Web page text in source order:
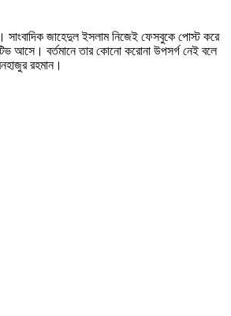
সাংবাদিক জাহেদুল ইসলাম নিজেই ফেসবুকে পোস্ট করে
আসে। বর্তমানে তার কোনো করোনা উপসর্গ নেই বলে
রহমান।